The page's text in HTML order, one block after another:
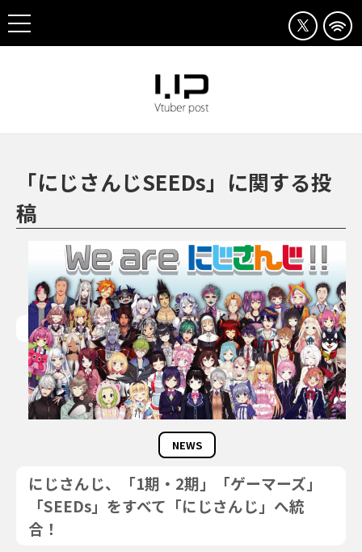
「にじさんじSEEDs」に関する投
稿
NEWS
にじさんじ、「1期・2期」「ゲーマーズ」
「SEEDs」をすべて「にじさんじ」へ統
合！